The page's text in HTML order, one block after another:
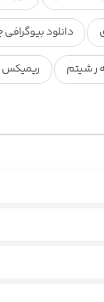
دانلود
ر شیتم ریمیکس